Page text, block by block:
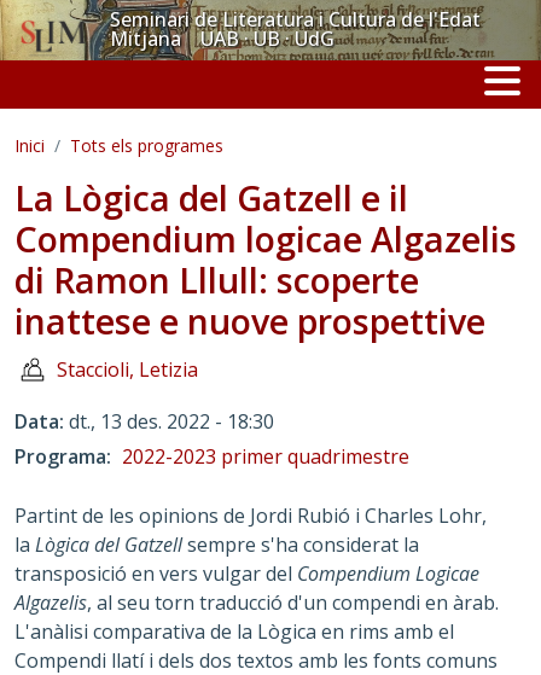
Vés al contingutSeminari de Literatura i Cultura de l'Edat
Mitjana UAB · UB · UdG
Inici Tots els programes
La Lògica del Gatzell e il
Compendium logicae Algazelis
di Ramon Lllull: scoperte
inattese e nuove prospettive
Staccioli, Letizia
Data dt., 13 des. 2022 - 18:30
Programa
2022-2023 primer quadrimestre
Partint de les opinions de Jordi Rubió i Charles Lohr,
la Lògica del Gatzellsempre s'ha considerat la
transposició en vers vulgar del Compendium Logicae
Algazelis, al seu torn traducció d'un compendi en àrab.
L'anàlisi comparativa de la Lògica en rims amb el
Compendi llatí i dels dos textos amb les fonts comuns